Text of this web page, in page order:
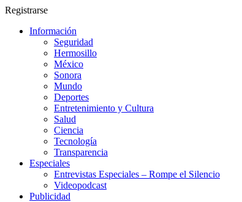
Registrarse
Información
Seguridad
Hermosillo
México
Sonora
Mundo
Deportes
Entretenimiento y Cultura
Salud
Ciencia
Tecnología
Transparencia
Especiales
Entrevistas Especiales – Rompe el Silencio
Videopodcast
Publicidad